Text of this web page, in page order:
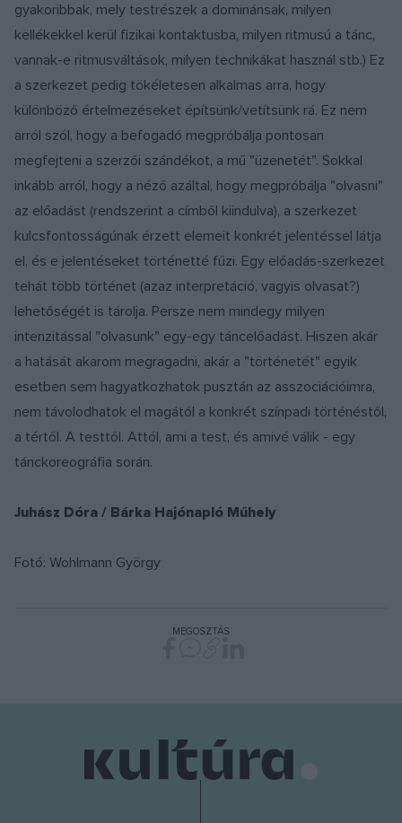
gyakoribbak, mely testrészek a dominánsak, milyen
kellékekkel kerül fizikai kontaktusba, milyen ritmusú a tánc,
vannak-e ritmusváltások, milyen technikákat használ stb.) Ez
a szerkezet pedig tökéletesen alkalmas arra, hogy
különböző értelmezéseket építsünk/vetítsünk rá. Ez nem
arról szól, hogy a befogadó megpróbálja pontosan
megfejteni a szerzői szándékot, a mű "üzenetét". Sokkal
inkább arról, hogy a néző azáltal, hogy megpróbálja "olvasni"
az előadást (rendszerint a címből kiindulva), a szerkezet
kulcsfontosságúnak érzett elemeit konkrét jelentéssel látja
el, és e jelentéseket történetté fűzi. Egy előadás-szerkezet
tehát több történet (azaz interpretáció, vagyis olvasat?)
lehetőségét is tárolja. Persze nem mindegy milyen
intenzitással "olvasunk" egy-egy táncelőadást. Hiszen akár
a hatását akarom megragadni, akár a "történetét" egyik
esetben sem hagyatkozhatok pusztán az asszociációimra,
nem távolodhatok el magától a konkrét színpadi történéstől,
a tértől. A testtől. Attól, ami a test, és amivé válik - egy
tánckoreográfia során.
Juhász Dóra / Bárka Hajónapló Műhely
Fotó: Wohlmann György
MEGOSZTÁS